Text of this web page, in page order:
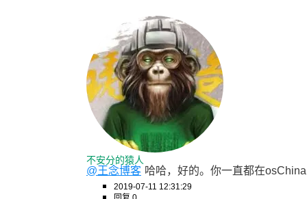
不安分的猿人
@王念博客 哈哈，好的。你一直都在
2019-07-11 12:31:29